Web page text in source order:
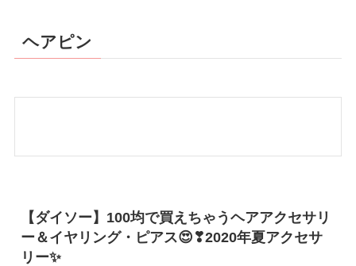
ヘアピン
【ダイソー】100均で買えちゃうヘアアクセサリ
ー＆イヤリング・ピアス😍❣2020年夏アクセサ
リー✨